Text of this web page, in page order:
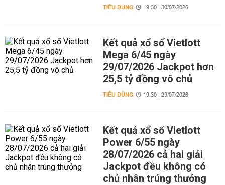
TIÊU DÙNG 19:30 | 30/07/2026
Kết quả xổ số Vietlott
Mega 6/45 ngày
29/07/2026 Jackpot hơn
25,5 tỷ đồng vô chủ
TIÊU DÙNG 19:30 | 29/07/2026
Kết quả xổ số Vietlott
Power 6/55 ngày
28/07/2026 cả hai giải
Jackpot đều không có
chủ nhân trúng thưởng